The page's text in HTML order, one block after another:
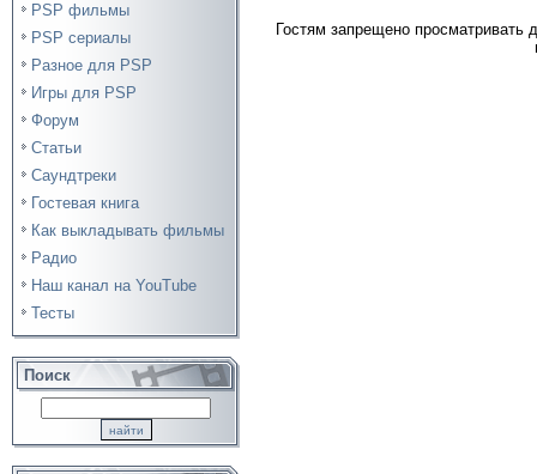
PSP фильмы
PSP сериалы
Разное для PSP
Игры для PSP
Форум
Статьи
Саундтреки
Гостевая книга
Как выкладывать фильмы
Радио
Наш канал на YouTube
Тесты
Поиск
Гостям запрещено просматривать